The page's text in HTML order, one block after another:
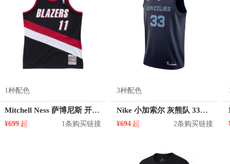
1种配色
Mitchell Ness 萨博尼斯 开拓者队 11号球衣
¥699 起 1条购买链接
3种配色
Nike 小加索尔 灰熊队 33号球衣
¥694 起 2条购买链接